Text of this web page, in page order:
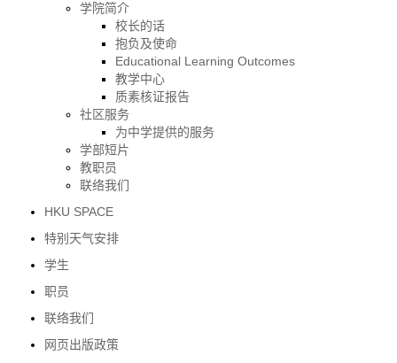
学院简介
校长的话
抱负及使命
Educational Learning Outcomes
教学中心
质素核证报告
社区服务
为中学提供的服务
学部短片
教职员
联络我们
HKU SPACE
特别天气安排
学生
职员
联络我们
网页出版政策